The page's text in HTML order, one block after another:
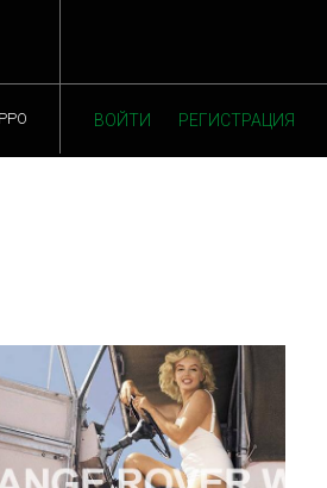
ВОЙТИ РЕГИСТРАЦИЯ